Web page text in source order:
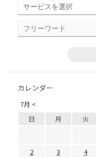
カレンダー
7月 <
日 月 火
2
3 4